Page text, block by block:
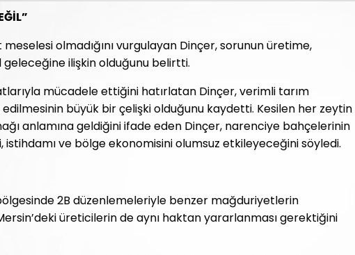
olmadığını vurgulayan Dinçer, sorunun üretime,
geleceğine ilişkin olduğunu belirtti.
mücadele ettiğini hatırlatan Dinçer, verimli tarım
büyük bir çelişki olduğunu kaydetti. Kesilen her zeytin
anlamına geldiğini ifade eden Dinçer, narenciye bahçelerinin
istihdamı ve bölge ekonomisini olumsuz etkileyeceğini söyledi.
2B düzenlemeleriyle benzer mağduriyetlerin
üreticilerin de aynı haktan yararlanması gerektiğini